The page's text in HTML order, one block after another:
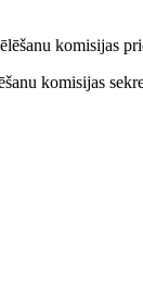
komisijas
komisijas